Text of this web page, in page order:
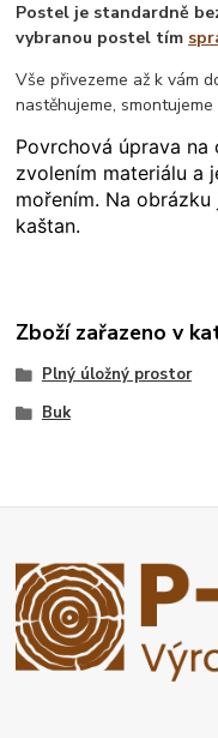
Postel je standardně
vybranou postel tím
Vše přivezeme až k vám
nastěhujeme,
Povrchová úprava
zvolením materiálu a
mořením. Na
kaštan.
Zboží zařazeno v
Plný úložný prostor
Buk